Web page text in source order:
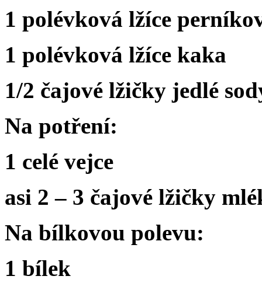
1 polévková lžíce
1 polévková lžíce kaka
1/2 čajové lžičky jedlé
Na potření:
1 celé vejce
asi 2 – 3 čajové lžičky
Na bílkovou polevu:
1 bílek